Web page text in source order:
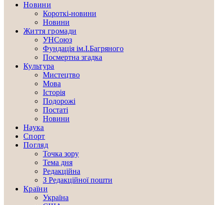
Новини
Короткі-новини
Новини
Життя громади
УНСоюз
Фундація ім.І.Багряного
Посмертна згадка
Культура
Мистецтво
Мова
Історія
Подорожі
Постаті
Новини
Наука
Спорт
Погляд
Точка зору
Тема дня
Редакційна
З Редакційної пошти
Країни
Україна